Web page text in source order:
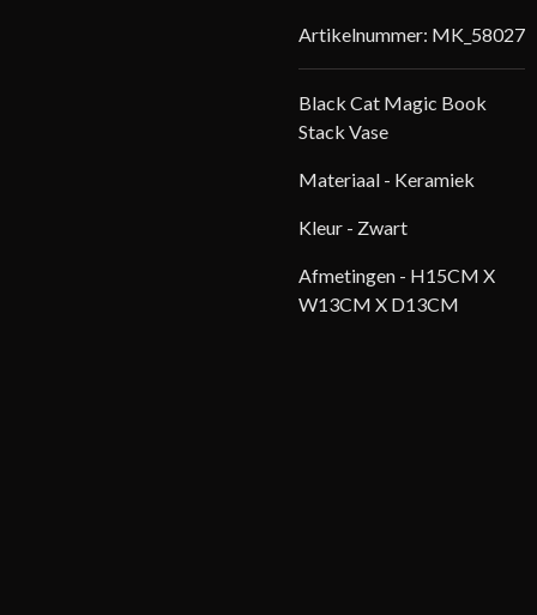
Artikelnummer: MK_58027
Black Cat Magic Book
Stack Vase
Materiaal - Keramiek
Kleur - Zwart
Afmetingen - H15CM X
W13CM X D13CM